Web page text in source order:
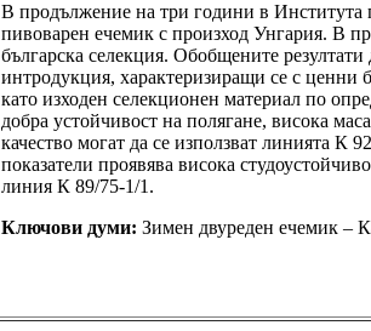
В продължение на три години в Института
пивоварен ечемик с произход Унгария. В
българска селекция. Обобщените
интродукция, характеризиращи се с ценни
като изходен селекционен материал по
добра устойчивост на полягане, висока
качество могат да се използват линията К
показатели проявява висока
линия К 89/75-1/1.
Ключови думи: Зимен двуреден ечемик –